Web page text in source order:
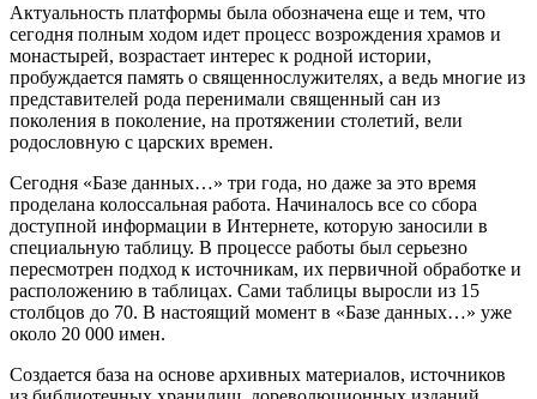
Актуальность платформы была обозначена еще и тем, что
сегодня полным ходом идет процесс возрождения храмов и
монастырей, возрастает интерес к родной истории,
пробуждается память о священнослужителях, а ведь многие из
представителей рода перенимали священный сан из
поколения в поколение, на протяжении столетий, вели
родословную с царских времен.
Сегодня «Базе данных…» три года, но даже за это время
проделана колоссальная работа. Начиналось все со сбора
доступной информации в Интернете, которую заносили в
специальную таблицу. В процессе работы был серьезно
пересмотрен подход к источникам, их первичной обработке и
расположению в таблицах. Сами таблицы выросли из 15
столбцов до 70. В настоящий момент в «Базе данных…» уже
около 20 000 имен.
Создается база на основе архивных материалов, источников